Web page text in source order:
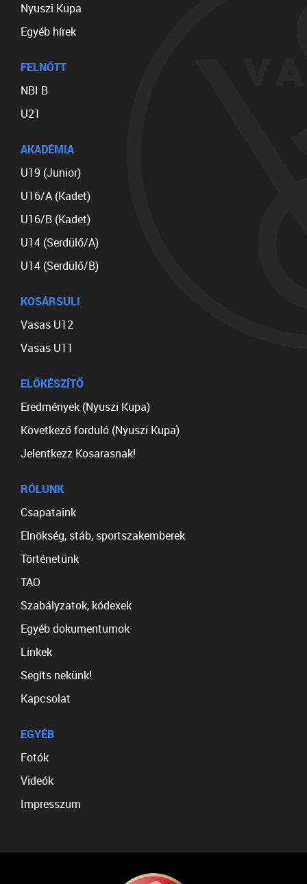
Nyuszi Kupa
Egyéb hírek
FELNŐTT
NBI B
U21
AKADÉMIA
U19 (Junior)
U16/A (Kadet)
U16/B (Kadet)
U14 (Serdülő/A)
U14 (Serdülő/B)
KOSÁRSULI
Vasas U12
Vasas U11
ELŐKÉSZÍTŐ
Eredmények (Nyuszi Kupa)
Következő forduló (Nyuszi Kupa)
Jelentkezz Kosarasnak!
RÓLUNK
Csapataink
Elnökség, stáb, sportszakemberek
Történetünk
TAO
Szabályzatok, kódexek
Egyéb dokumentumok
Linkek
Segíts nekünk!
Kapcsolat
EGYÉB
Fotók
Videók
Impresszum